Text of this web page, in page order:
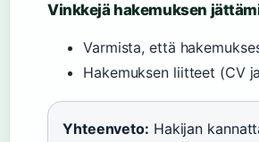
Vinkkejä hakemuksen
Varmista, että
Hakemuksen liitteet (CV
Yhteenveto: Hakijan